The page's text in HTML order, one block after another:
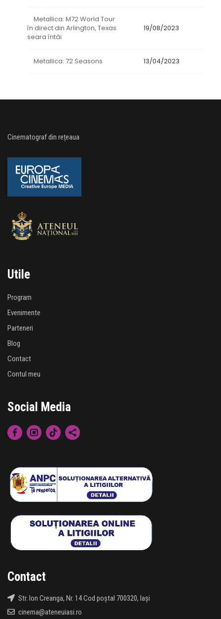
Metallica: M72 World Tour
în direct din Arlington, Texas
seara întâi
19/08/2023
Metallica: 72 Seasons 13/04/2023
Cinematograf din rețeaua
Utile
Program
Evenimente
Parteneri
Blog
Contact
Contul meu
Social Media
Contact
Str. Ion Creanga, Nr. 14 Cod poștal 700320, Iași
cinema@ateneuiasi.ro